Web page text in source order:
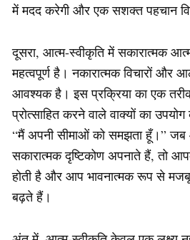
में मदद करेगी और एक सशक्त पहचान
दूसरा, आत्म-स्वीकृति में सकारात्मक आत्म-
महत्वपूर्ण है। नकारात्मक विचारों और
आवश्यक है। इस प्रक्रिया का एक
प्रोत्साहित करने वाले वाक्यों का
“मैं अपनी सीमाओं को समझता हूँ।”
सकारात्मक दृष्टिकोण अपनाते हैं, तो
होती है और आप भावनात्मक रूप से
बढ़ते हैं।